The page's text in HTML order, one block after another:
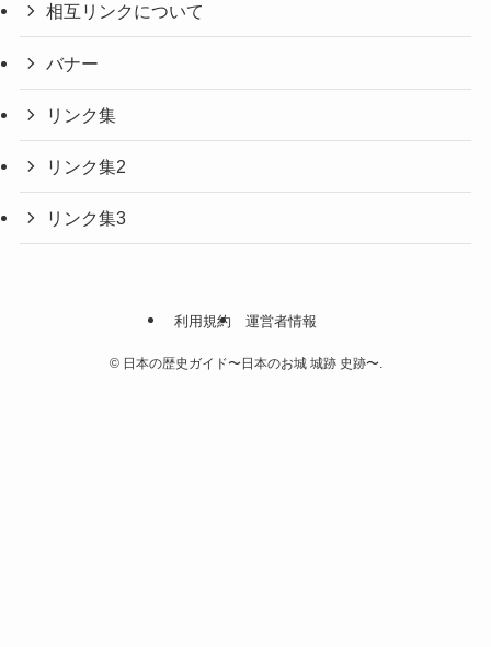
相互リンクについて
バナー
リンク集
リンク集2
リンク集3
利用規約 運営者情報
©日本の歴史ガイド〜日本のお城 城跡 史跡〜.